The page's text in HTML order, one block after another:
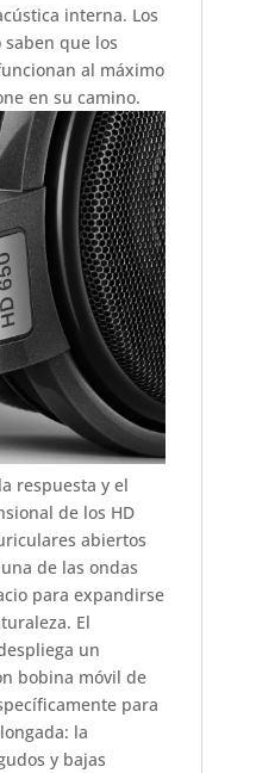
interna. Los
que los
al máximo
en su camino.
respuesta y el
de los HD
abiertos
de las ondas
para expandirse
El
un
bobina móvil de
para
la
y bajas